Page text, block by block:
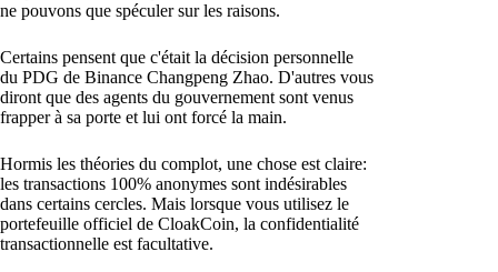
ne pouvons que spéculer sur les raisons.
Certains pensent que c'était la décision personnelle
du PDG de Binance Changpeng Zhao. D'autres vous
diront que des agents du gouvernement sont venus
frapper à sa porte et lui ont forcé la main.
Hormis les théories du complot, une chose est claire:
les transactions 100% anonymes sont indésirables
dans certains cercles. Mais lorsque vous utilisez le
portefeuille officiel de CloakCoin, la confidentialité
transactionnelle est facultative.